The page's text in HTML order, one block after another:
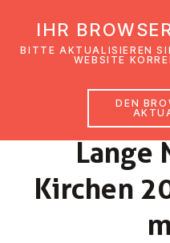
Lange
Kirchen
IHR
BITTE AKTUALISIEREN
WEBSITE
DEN